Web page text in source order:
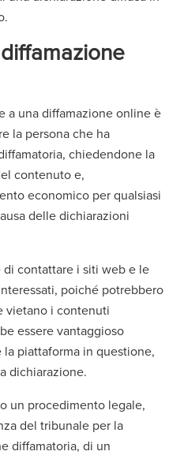
a una diffamazione online è
la persona che ha
chiedendone la
contenuto e,
economico per qualsiasi
delle dichiarazioni
contattare i siti web e le
poiché potrebbero
vietano i contenuti
essere vantaggioso
piattaforma in questione,
dichiarazione.
un procedimento legale,
del tribunale per la
diffamatoria, di un